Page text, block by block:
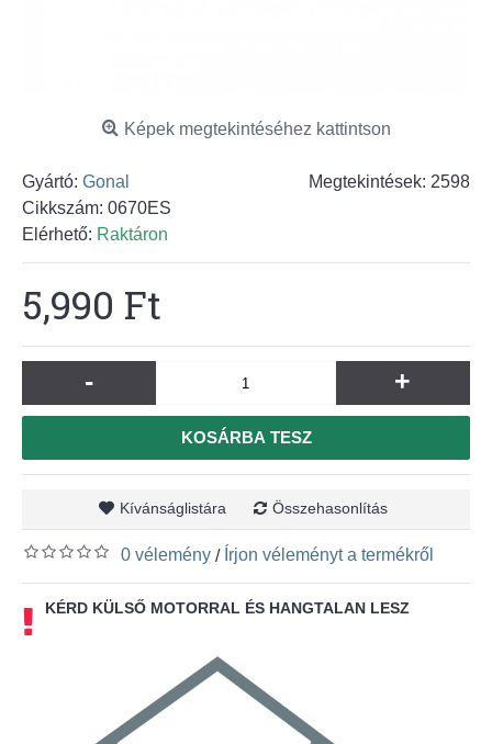
Képek megtekintéséhez kattintson
Megtekintések: 2598
Gyártó: Gonal
Cikkszám: 0670ES
Elérhető: Raktáron
5,990 Ft
- +
KOSÁRBA TESZ
Kívánságlistára Összehasonlítás
0 vélemény / Írjon véleményt a termékről
KÉRD KÜLSŐ MOTORRAL ÉS HANGTALAN LESZ